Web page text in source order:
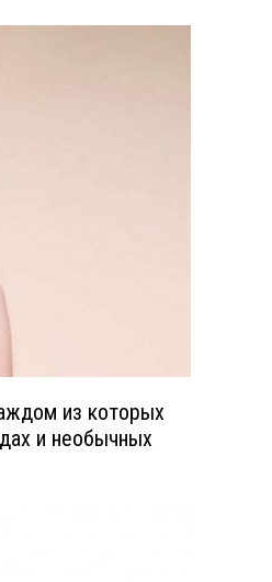
из которых
и необычных